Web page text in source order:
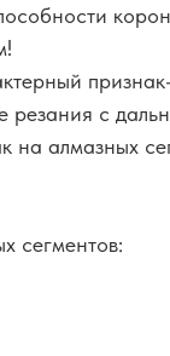
резания с
на алмазных
сегментов: